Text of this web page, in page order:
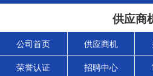
供应商
公司首页 供应商机
荣誉认证 招聘中心